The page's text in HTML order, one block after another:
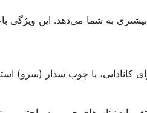
به شما می‌دهد. این
یا چوب سدار (سرو)